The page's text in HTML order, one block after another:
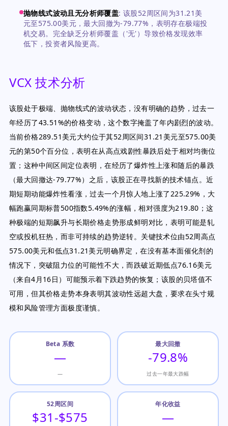
抛物线式波动且无分析师覆盖:该股52周区间为31.21美
元至575.00美元，最大回撤为-79.77%，表明存在极端投
机交易。完全缺乏分析师覆盖（'无'）导致价格发现效率
低下，投资者风险更高。
VCX 技术分析
该股处于极端、抛物线式的波动状态，没有明确的趋势，过去一
年经历了43.51%的价格变动，这个数字掩盖了年内剧烈的波动。
当前价格289.51美元大约位于其52周区间31.21美元至575.00美
元的第50个百分位，表明在从高点戏剧性暴跌后处于相对均衡位
置；这种中间区间定位表明，在经历了爆炸性上涨和随后的暴跌
（最大回撤达-79.77%）之后，该股正在寻找新的技术锚点。近
期短期动能爆炸性看涨，过去一个月惊人地上涨了225.29%，大
幅跑赢同期标普500指数5.49%的涨幅，相对强度为219.80；这
种极端的短期飙升与长期价格走势形成鲜明对比，表明可能是轧
空或投机狂热，而非可持续的趋势逆转。关键技术位由52周高点
575.00美元和低点31.21美元明确界定，在没有基本面催化剂的
情况下，突破阻力位的可能性不大，而跌破近期低点76.16美元
（来自4月16日）可能预示着下跌趋势的恢复；该股的贝塔值不
可用，但其价格走势本身表明其波动性远超大盘，要求在头寸规
模和风险管理方面极度谨慎。
Beta 系数
—
—
最大回撤
-79.8%
过去一年最大跌幅
52周区间
$31-$575
年化收益
—